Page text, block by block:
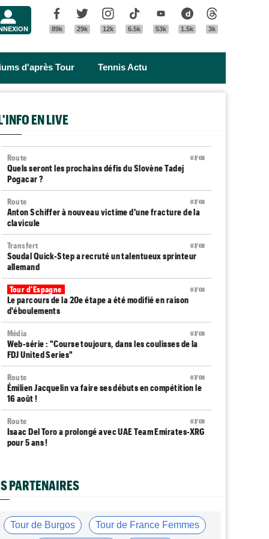
Facebook
89k
Twitter
29k
Instagram
12k
Tik Tok
6.5k
Youtube
53k
Dailymotion
1.5k 3k
d'après Tour Tennis Actu
EN LIVE
07/08
Route
Quels seront les prochains défis du Slovène Tadej
Pogacar ?
07/08
Route
Anton Schiffer à nouveau victime d'une fracture de la
clavicule
07/08
Transfert
Soudal Quick-Step a recruté un talentueux sprinteur
allemand
07/08
Tour d'Espagne
Le parcours de la 20e étape a été modifié en raison
d'éboulements
07/08
Média
Web-série : "Course toujours, dans les coulisses de la
FDJ United Series"
07/08
Route
Émilien Jacquelin va faire ses débuts en compétition le
16 août !
07/08
Route
Isaac Del Toro a prolongé avec UAE Team Emirates-XRG
pour 5 ans !
monnaie courante"
Le Mercato vélo est ouvert... toutes les dernières infos
et rumeurs
PARTENAIRES
Tour de Burgos Tour de France Femmes